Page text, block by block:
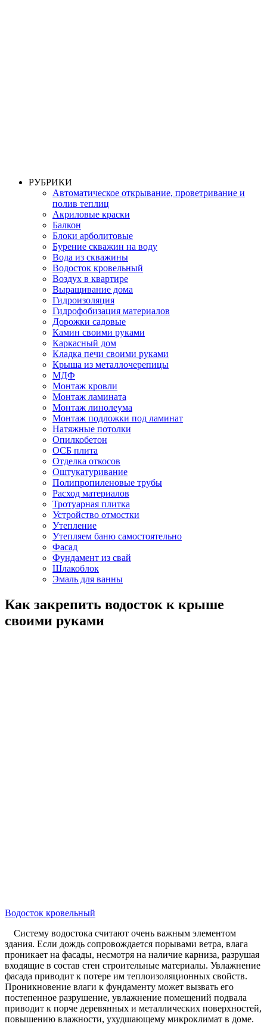
РУБРИКИ
Автоматическое открывание, проветривание и
полив теплиц
Акриловые краски
Балкон
Блоки арболитовые
Бурение скважин на воду
Вода из скважины
Водосток кровельный
Воздух в квартире
Выращивание дома
Гидроизоляция
Гидрофобизация материалов
Дорожки садовые
Камин своими руками
Каркасный дом
Кладка печи своими руками
Крыша из металлочерепицы
МДФ
Монтаж кровли
Монтаж ламината
Монтаж линолеума
Монтаж подложки под ламинат
Натяжные потолки
Опилкобетон
ОСБ плита
Отделка откосов
Оштукатуривание
Полипропиленовые трубы
Расход материалов
Тротуарная плитка
Устройство отмостки
Утепление
Утепляем баню самостоятельно
Фасад
Фундамент из свай
Шлакоблок
Эмаль для ванны
Как закрепить водосток к крыше
своими руками
Водосток кровельный
Систему водостока считают очень важным элементом
здания. Если дождь сопровождается порывами ветра, влага
проникает на фасады, несмотря на наличие карниза, разрушая
входящие в состав стен строительные материалы. Увлажнение
фасада приводит к потере им теплоизоляционных свойств.
Проникновение влаги к фундаменту может вызвать его
постепенное разрушение, увлажнение помещений подвала
приводит к порче деревянных и металлических поверхностей,
повышению влажности, ухудшающему микроклимат в доме.